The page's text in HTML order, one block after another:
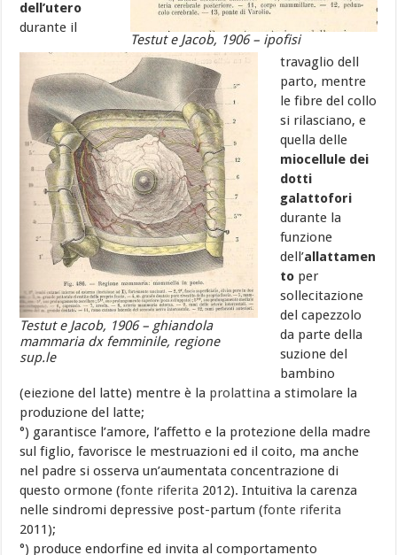
Testut e Jacob, 1906 – ipofisi
Testut e Jacob, 1906 – ghiandola
mammaria dx femminile, regione
sup.le
dell’utero
durante il
travaglio dell
parto, mentre
le fibre del collo
si rilasciano, e
quella delle
miocellule dei
dotti
galattofori
durante la
funzione
dell’allattamen
to per
sollecitazione
del capezzolo
da parte della
suzione del
bambino
(eiezione del latte) mentre è la prolattina a stimolare la
produzione del latte;
°) garantisce l’amore, l’affetto e la protezione della madre
sul figlio, favorisce le mestruazioni ed il coito, ma anche
nel padre si osserva un’aumentata concentrazione di
questo ormone (fonte riferita 2012). Intuitiva la carenza
nelle sindromi depressive post-partum (fonte riferita
2011);
°) produce endorfine ed invita al comportamento